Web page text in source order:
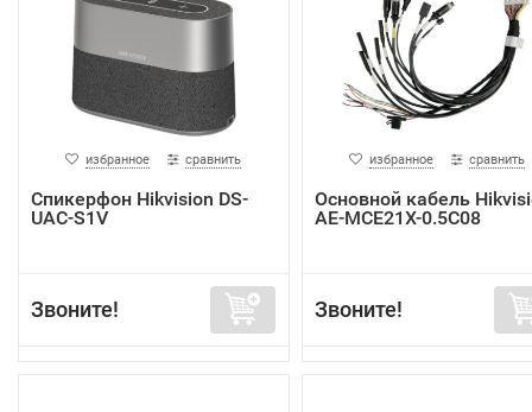
избранное сравнить
Спикерфон Hikvision DS-
UAC-S1V
Звоните!
избранное сравнить
Основной кабель
AE-MCE21X-0.5C08
Звоните!